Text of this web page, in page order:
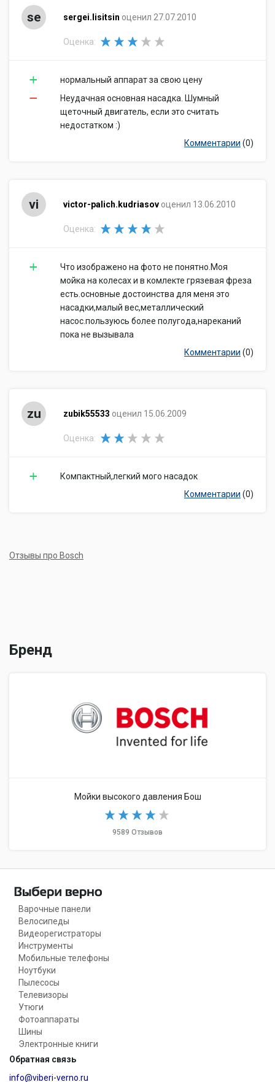
se sergei.lisitsin оценил 27.07.2010
Оценка:
нормальный аппарат за свою цену
Неудачная основная насадка. Шумный
щеточный двигатель, если это считать
недостатком :)
Комментарии (0)
vi victor-palich.kudriasov оценил 13.06.2010
Оценка:
Что изображено на фото не понятно.Моя
мойка на колесах и в комлекте грязевая фреза
есть.основные достоинства для меня это
насадки,малый вес,металлический
насос.пользуюсь более полугода,нареканий
пока не вызывала
Комментарии (0)
zu zubik55533 оценил 15.06.2009
Оценка:
Компактный,легкий мого насадок
Комментарии (0)
Отзывы про Bosch
Бренд
Мойки высокого давления Бош
9589 Отзывов
Варочные панели
Велосипеды
Видеорегистраторы
Инструменты
Мобильные телефоны
Ноутбуки
Пылесосы
Телевизоры
Утюги
Фотоаппараты
Шины
Электронные книги
Обратная связь
info@viberi-verno.ru